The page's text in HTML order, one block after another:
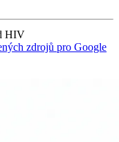
HIV
zdrojů pro Google